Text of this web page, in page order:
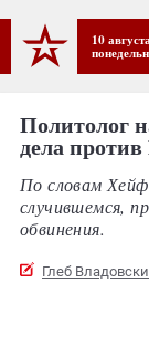
10
Политолог
дела
По словам
случившемся,
обвинения.
Глеб